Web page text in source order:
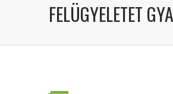
FELÜGYELETET